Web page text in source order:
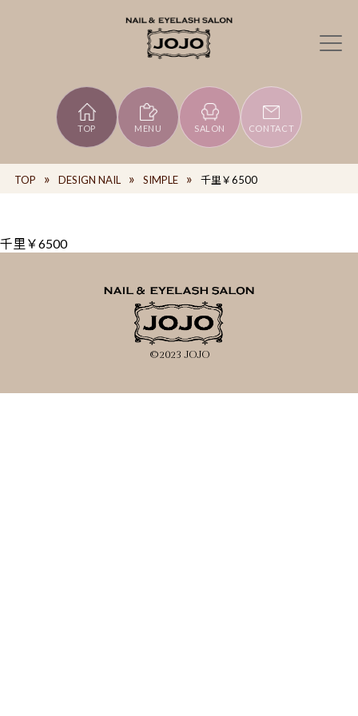
TOP MENU SALON CONTACT
TOP DESIGN NAIL SIMPLE 千里￥6500
千里￥6500
©2023 JOJO